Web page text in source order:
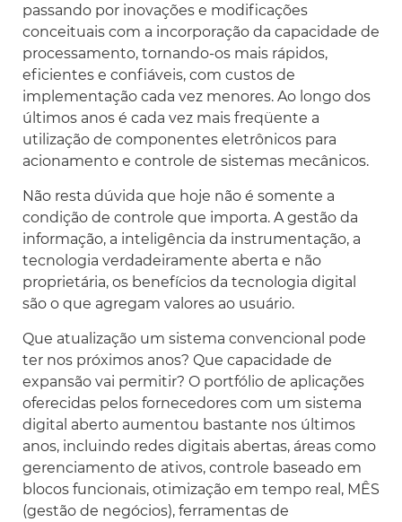
passando por inovações e modificações
conceituais com a incorporação da capacidade de
processamento, tornando-os mais rápidos,
eficientes e confiáveis, com custos de
implementação cada vez menores. Ao longo dos
últimos anos é cada vez mais freqüente a
utilização de componentes eletrônicos para
acionamento e controle de sistemas mecânicos.
Não resta dúvida que hoje não é somente a
condição de controle que importa. A gestão da
informação, a inteligência da instrumentação, a
tecnologia verdadeiramente aberta e não
proprietária, os benefícios da tecnologia digital
são o que agregam valores ao usuário.
Que atualização um sistema convencional pode
ter nos próximos anos? Que capacidade de
expansão vai permitir? O portfólio de aplicações
oferecidas pelos fornecedores com um sistema
digital aberto aumentou bastante nos últimos
anos, incluindo redes digitais abertas, áreas como
gerenciamento de ativos, controle baseado em
blocos funcionais, otimização em tempo real, MÊS
(gestão de negócios), ferramentas de